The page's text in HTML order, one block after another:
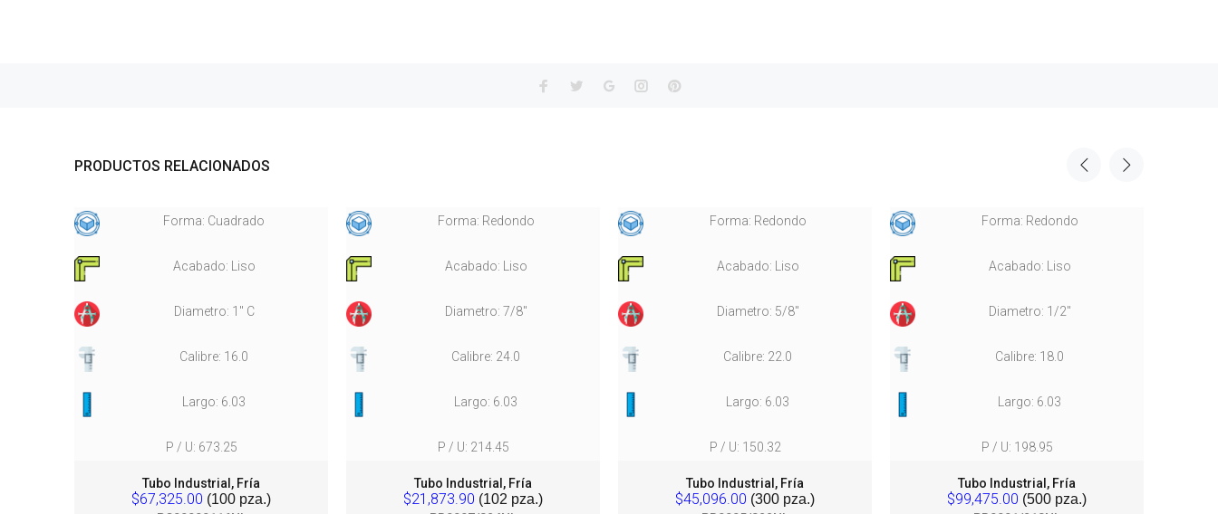
PRODUCTOS RELACIONADOS
Forma: Cuadrado
Acabado: Liso
Diametro: 1" C
Calibre: 16.0
Largo: 6.03
P / U: 673.25
Tubo Industrial, Fría
$67,325.00 (100 pza.)
Forma: Redondo
Acabado: Liso
Diametro: 7/8"
Calibre: 24.0
Largo: 6.03
P / U: 214.45
Tubo Industrial, Fría
$21,873.90 (102 pza.)
Forma: Redondo
Acabado: Liso
Diametro: 5/8"
Calibre: 22.0
Largo: 6.03
P / U: 150.32
Tubo Industrial, Fría
$45,096.00 (300 pza.)
Forma: Redondo
Acabado: Liso
Diametro: 1/2"
Calibre: 18.0
Largo: 6.03
P / U: 198.95
Tubo Industrial, Fría
$99,475.00 (500 pza.)